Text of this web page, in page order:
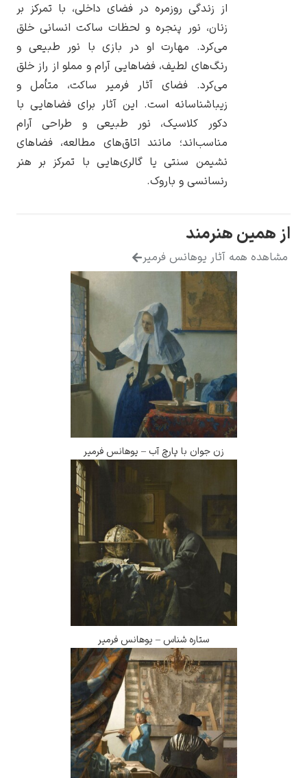
از زندگی روزمره در فضای داخلی، با تمرکز بر
زنان، نور پنجره و لحظات ساکت انسانی خلق
می‌کرد. مهارت او در بازی با نور طبیعی و
رنگ‌های لطیف، فضاهایی آرام و مملو از راز خلق
می‌کرد. فضای آثار فرمیر ساکت، متأمل و
زیباشناسانه است. این آثار برای فضاهایی با
دکور کلاسیک، نور طبیعی و طراحی آرام
مناسب‌اند؛ مانند اتاق‌های مطالعه، فضاهای
نشیمن سنتی یا گالری‌هایی با تمرکز بر هنر
رنسانسی و باروک.
هنرمند
همه آثار یوهانس فرمیر
زن جوان با پارچ آب – یوهانس فرمیر
ستاره شناس – یوهانس فرمیر